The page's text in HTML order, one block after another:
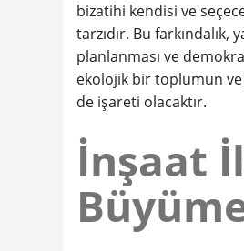
bizatihi kendisi ve
tarzıdır. Bu farkındalık,
planlanması ve
ekolojik bir toplumun
de işareti olacaktır.
İnşaat